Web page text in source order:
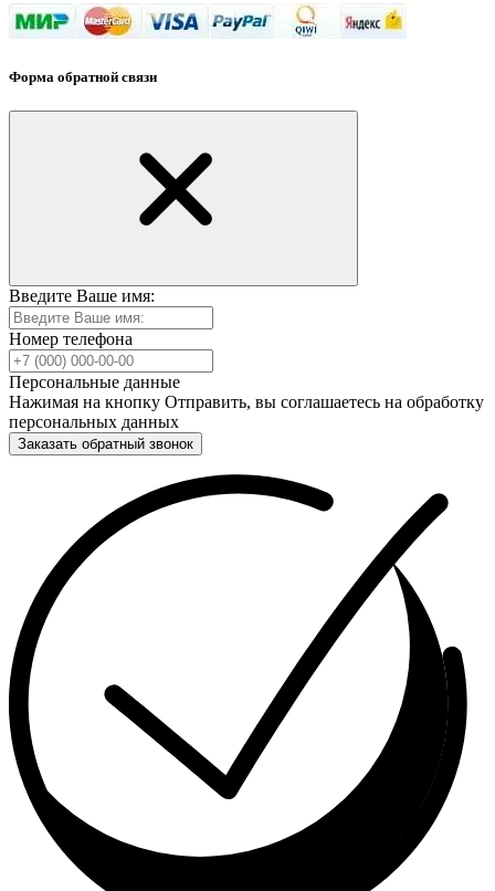
Форма обратной связи
Введите Ваше имя:
Номер телефона
Персональные данные
Нажимая на кнопку Отправить, вы соглашаетесь на обработку
персональных данных
Заказать обратный звонок